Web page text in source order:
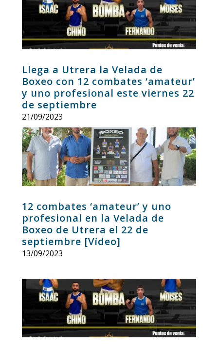
Llega a Utrera la Velada de
Boxeo con 12 combates ‘amateur’
y uno profesional este viernes 22
de septiembre
21/09/2023
12 combates ‘amateur’ y uno
profesional en la Velada de
Boxeo de Utrera el 22 de
septiembre [Vídeo]
13/09/2023